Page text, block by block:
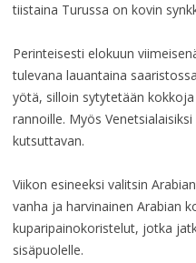
tiistaina Turussa on kovin
Perinteisesti elokuun
tulevana lauantaina
yötä, silloin sytytetään
rannoille. Myös
kutsuttavan.
Viikon esineeksi valitsin
vanha ja harvinainen Arabian
kuparipainokoristelut, jotka
sisäpuolelle.